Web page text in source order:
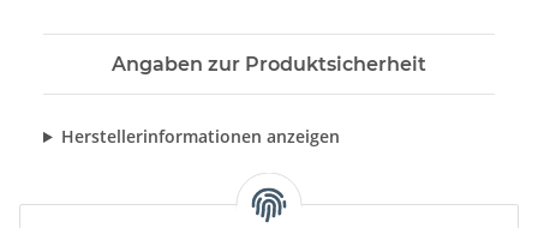
Angaben zur Produktsicherheit
Herstellerinformationen anzeigen